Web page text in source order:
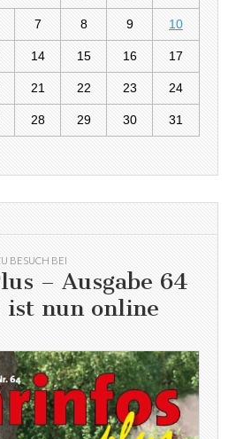
7 8 9 10
14 15 16 17
21 22 23 24
28 29 30
31
BESUCH BEI
– Ausgabe 64
ist nun online